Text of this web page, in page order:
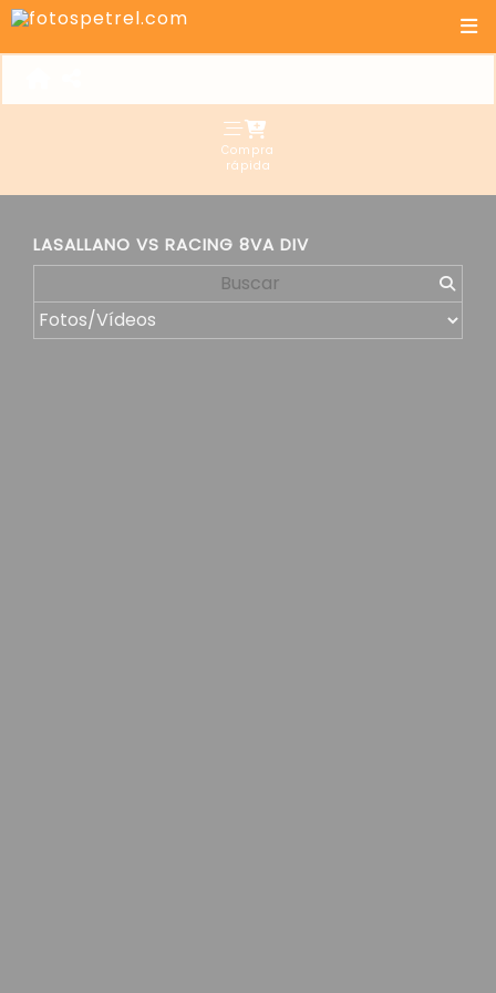
Compra
rápida
LASALLANO VS RACING 8VA DIV